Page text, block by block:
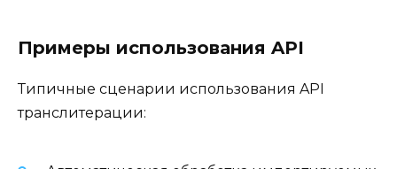
Примеры использования API
Типичные сценарии использования API
транслитерации: